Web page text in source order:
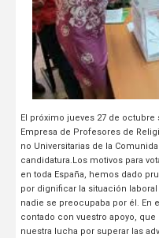
El próximo jueves 27 de
Empresa de Profesores de
no Universitarias de la
candidatura.Los motivos para
en toda España, hemos dado
por dignificar la situación
nadie se preocupaba por él. En
contado con vuestro apoyo,
nuestra lucha por superar las